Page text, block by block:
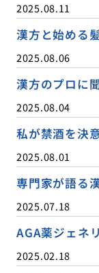
2025.08.11
漢方と始める
2025.08.06
漢方のプロに
2025.08.04
私が禁酒を決
2025.08.01
専門家が語る
2025.07.18
AGA薬ジェネ
2025.02.18